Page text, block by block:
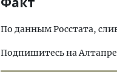
По данным Росстата,
Подпишитесь на